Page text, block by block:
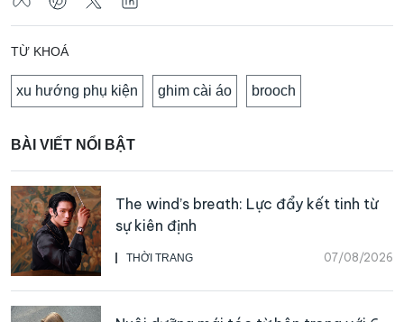
TỪ KHOÁ
xu hướng phụ kiện ghim cài áo brooch
BÀI VIẾT NỔI BẬT
THỜI TRANG 07/08/2026
The wind’s breath: Lực đẩy kết tinh từ
sự kiên định